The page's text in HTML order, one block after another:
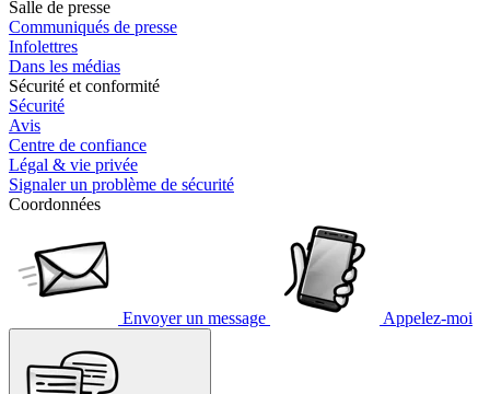
Salle de presse
Communiqués de presse
Infolettres
Dans les médias
Sécurité et conformité
Sécurité
Avis
Centre de confiance
Légal & vie privée
Signaler un problème de sécurité
Coordonnées
Envoyer un message Appelez-moi